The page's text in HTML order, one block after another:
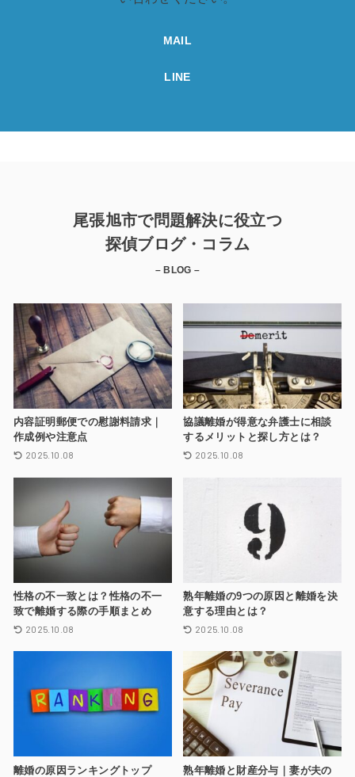
MAIL
LINE
尾張旭市で問題解決に役立つ
探偵ブログ・コラム
– BLOG –
内容証明郵便での慰謝料請求｜
作成例や注意点
2025.10.08
協議離婚が得意な弁護士に相談
するメリットと探し方とは？
2025.10.08
性格の不一致とは？性格の不一
致で離婚する際の手順まとめ
2025.10.08
熟年離婚の9つの原因と離婚を決
意する理由とは？
2025.10.08
離婚の原因ランキングトップ
熟年離婚と財産分与｜妻が夫の